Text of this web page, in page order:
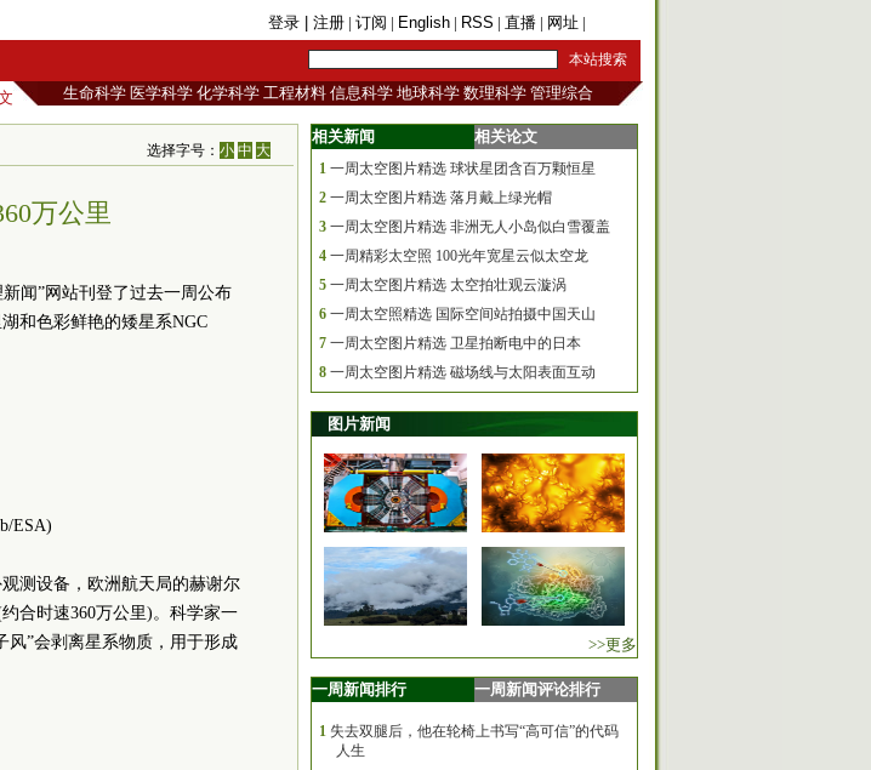
登录 | 注册 | 订阅 | English | RSS | 直播 | 网址 |
生命科学 医学科学 化学科学 工程材料 信息科学 地球科学 数理科学 管理综合
选择字号：小 中 大
万公里
闻”网站刊登了过去一周公布
和色彩鲜艳的矮星系NGC
ESA)
测设备，欧洲航天局的赫谢尔
合时速360万公里)。科学家一
风”会剥离星系物质，用于形成
相关新闻 相关论文
1 一周太空图片精选 球状星团含百万颗恒星
2 一周太空图片精选 落月戴上绿光帽
3 一周太空图片精选 非洲无人小岛似白雪覆盖
4 一周精彩太空照 100光年宽星云似太空龙
5 一周太空图片精选 太空拍壮观云漩涡
6 一周太空照精选 国际空间站拍摄中国天山
7 一周太空图片精选 卫星拍断电中的日本
8 一周太空图片精选 磁场线与太阳表面互动
图片新闻
>>更多
一周新闻排行 一周新闻评论排行
1 失去双腿后，他在轮椅上书写“高可信”的代码
人生